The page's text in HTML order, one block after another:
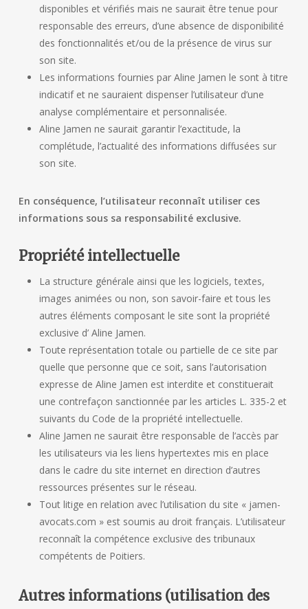
disponibles et vérifiés mais ne saurait être tenue pour
responsable des erreurs, d’une absence de disponibilité
des fonctionnalités et/ou de la présence de virus sur
son site.
Les informations fournies par Aline Jamen le sont à titre
indicatif et ne sauraient dispenser l’utilisateur d’une
analyse complémentaire et personnalisée.
Aline Jamen ne saurait garantir l’exactitude, la
complétude, l’actualité des informations diffusées sur
son site.
En conséquence, l’utilisateur reconnaît utiliser ces
informations sous sa responsabilité exclusive.
Propriété intellectuelle
La structure générale ainsi que les logiciels, textes,
images animées ou non, son savoir-faire et tous les
autres éléments composant le site sont la propriété
exclusive d’ Aline Jamen.
Toute représentation totale ou partielle de ce site par
quelle que personne que ce soit, sans l’autorisation
expresse de Aline Jamen est interdite et constituerait
une contrefaçon sanctionnée par les articles L. 335-2 et
suivants du Code de la propriété intellectuelle.
Aline Jamen ne saurait être responsable de l’accès par
les utilisateurs via les liens hypertextes mis en place
dans le cadre du site internet en direction d’autres
ressources présentes sur le réseau.
Tout litige en relation avec l’utilisation du site « jamen-
avocats.com » est soumis au droit français. L’utilisateur
reconnaît la compétence exclusive des tribunaux
compétents de Poitiers.
Autres informations (utilisation des